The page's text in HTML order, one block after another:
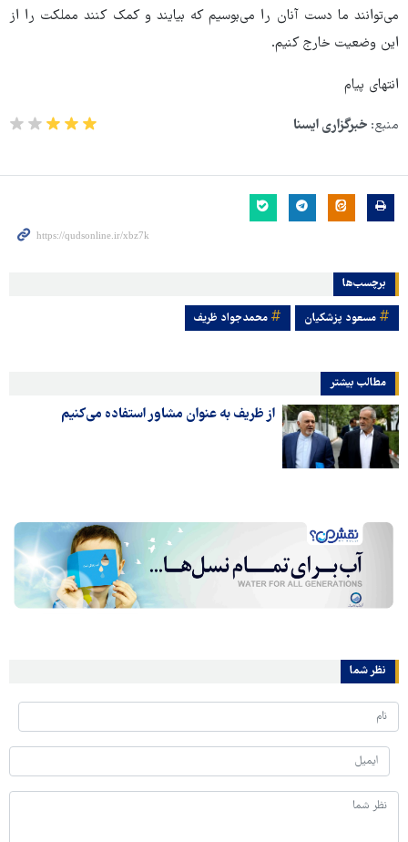
می‌توانند ما دست آنان را می‌بوسیم که بیایند و کمک کنند مملکت را از
این وضعیت خارج کنیم.
انتهای پیام
منبع: خبرگزاری ایسنا
برچسب‌ها
مسعود پزشکیان محمدجواد ظریف
مطالب بیشتر
از ظریف به عنوان مشاور استفاده می‌کنیم
نظر شما